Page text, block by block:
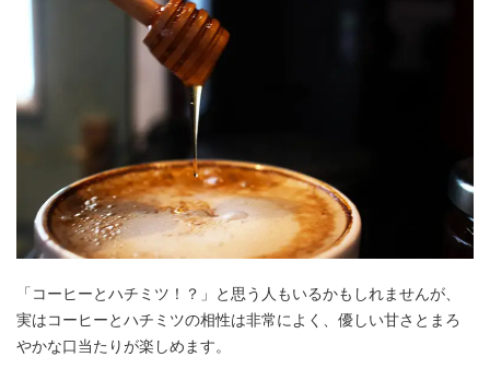
「コーヒーとハチミツ！？」と思う人もいるかもしれませんが、
実はコーヒーとハチミツの相性は非常によく、優しい甘さとまろ
やかな口当たりが楽しめます。